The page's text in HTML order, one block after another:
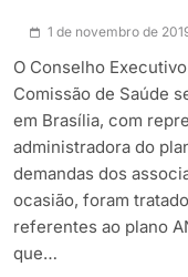
1 de novembro de
O Conselho
Comissão de Saúde
em Brasília, com
administradora do
demandas dos
ocasião, foram
referentes ao plano
que…